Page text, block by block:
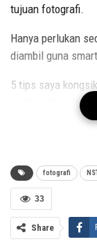
tujuan fotografi.
Hanya perlukan
diambil guna
5 tips saya
ringkas
3. Guna apps
apps silky water
4. Gunakan
fotografi
33
Share